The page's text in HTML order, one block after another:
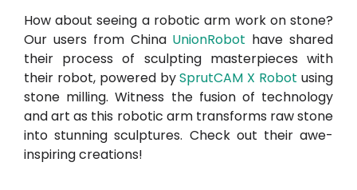
How about seeing a robotic arm work on stone?
Our users from China UnionRobot have shared
their process of sculpting masterpieces with
their robot, powered bySprutCAM X Robot using
stone milling. Witness the fusion of technology
and art as this robotic arm transforms raw stone
into stunning sculptures. Check out their awe-
inspiring creations!